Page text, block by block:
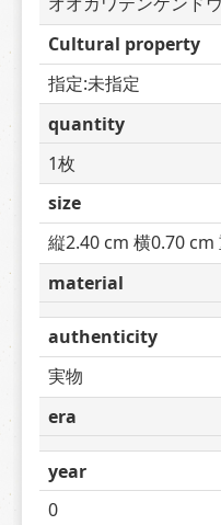
Cultural property
指定:未指定
quantity
1枚
size
縦2.40 cm 横0.70 cm
material
authenticity
実物
era
year
0